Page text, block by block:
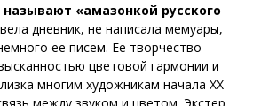
«амазонкой русского
дневник, не написала мемуары,
ее писем. Ее творчество
цветовой гармонии и
многим художникам начала XX
между звуком и цветом. Экстер